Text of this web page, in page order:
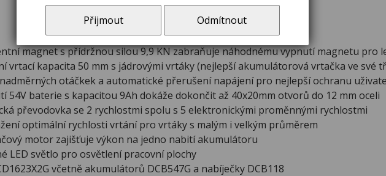
magnet s přídržnou silou 9,9 KN zabraňuje náhodnému vypnutí magnetu pro
vrtací kapacita 50 mm s jádrovými vrtáky (nejlepší akumulátorová vrtačka ve své
otáčkek a automatické přerušení napájení pro nejlepší ochranu
54V baterie s kapacitou 9Ah dokáže dokončit až 40x20mm otvorů do 12 mm oceli
převodovka se 2 rychlostmi spolu s 5 elektronickými proměnnými rychlostmi
optimální rychlosti vrtání pro vrtáky s malým i velkým průměrem
motor zajišťuje výkon na jedno nabití akumulátoru
LED světlo pro osvětlení pracovní plochy
včetně akumulátorů DCB547G a nabíječky DCB118
Přijmout Odmítnout